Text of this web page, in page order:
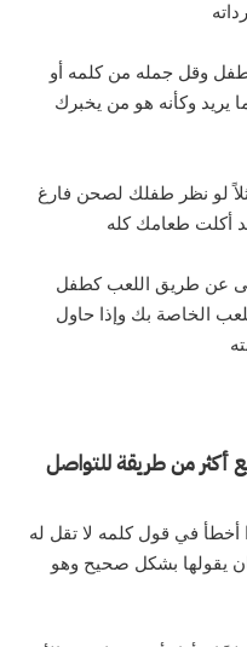
وقل جمله من كلمه أو
يريد وكأنه هو من يخبرك
لو نظر طفلك لصحن فارغ
أكلت طعامك كله
عن طريق اللعب كطفل
الخاصة بك وإذا حاول
أكثر من طريقة للتواصل
في قول كلمه لا تقل له
يقولها بشكل صحيح وهو